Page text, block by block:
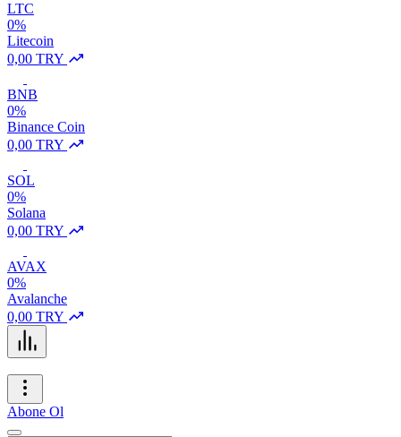
LTC
0%
Litecoin
0,00 TRY
BNB
0%
Binance Coin
0,00 TRY
SOL
0%
Solana
0,00 TRY
AVAX
0%
Avalanche
0,00 TRY
Abone Ol